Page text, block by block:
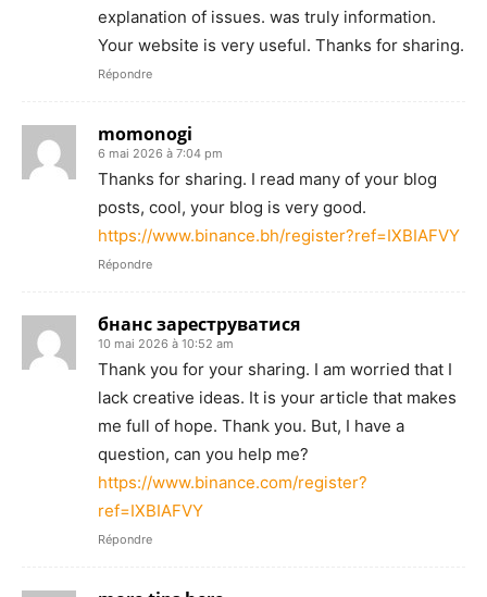
explanation of issues. was truly information.
Your website is very useful. Thanks for sharing.
Répondre
momonogi
6 mai 2026 à 7:04 pm
Thanks for sharing. I read many of your blog
posts, cool, your blog is very good.
https://www.binance.bh/register?ref=IXBIAFVY
Répondre
бнанс зареструватися
10 mai 2026 à 10:52 am
Thank you for your sharing. I am worried that I
lack creative ideas. It is your article that makes
me full of hope. Thank you. But, I have a
question, can you help me?
https://www.binance.com/register?
ref=IXBIAFVY
Répondre